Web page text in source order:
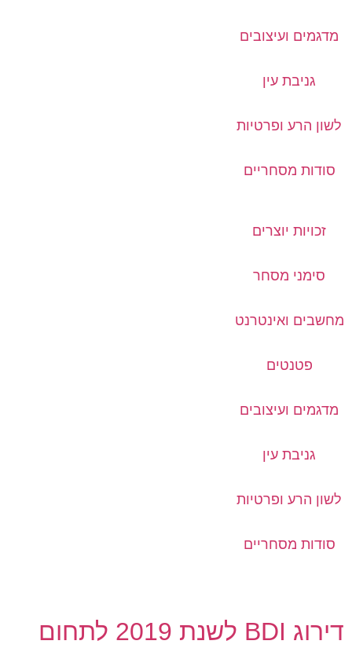
מדגמים ועיצובים
גניבת עין
לשון הרע ופרטיות
סודות מסחריים
זכויות יוצרים
סימני מסחר
מחשבים ואינטרנט
פטנטים
מדגמים ועיצובים
גניבת עין
לשון הרע ופרטיות
סודות מסחריים
דירוג BDI לשנת 2019 לתחום